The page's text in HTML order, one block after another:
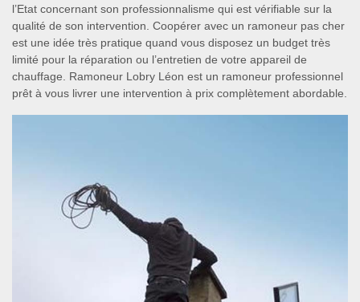
l’Etat concernant son professionnalisme qui est vérifiable sur la
qualité de son intervention. Coopérer avec un ramoneur pas cher
est une idée très pratique quand vous disposez un budget très
limité pour la réparation ou l’entretien de votre appareil de
chauffage. Ramoneur Lobry Léon est un ramoneur professionnel
prêt à vous livrer une intervention à prix complètement abordable.